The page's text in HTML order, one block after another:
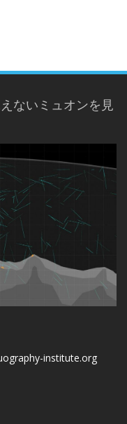
ないミュオンを見
institute.org